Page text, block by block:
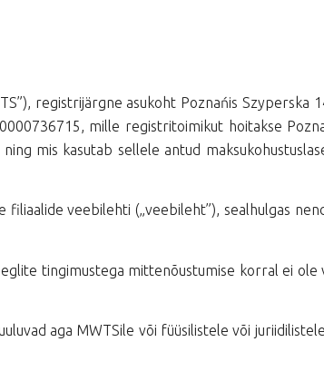
registrijärgne asukoht Poznańis Szyperska
mille registritoimikut hoitakse
mis kasutab sellele antud
veebilehti („veebileht”), sealhulgas
tingimustega mittenõustumise korral ei ole
aga MWTSile või füüsilistele või